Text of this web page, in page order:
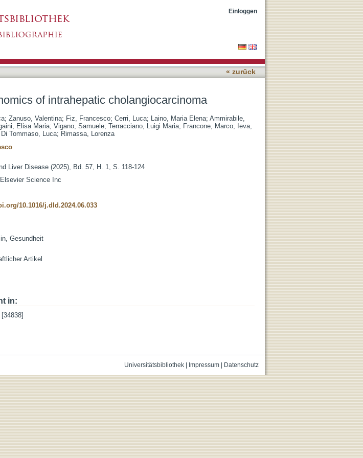
Einloggen
« zurück
of intrahepatic cholangiocarcinoma
; Zanuso, Valentina; Fiz, Francesco; Cerri, Luca; Laino, Maria Elena; Ammirabile,
Elisa Maria; Vigano, Samuele; Terracciano, Luigi Maria; Francone, Marco; Ieva,
Di Tommaso, Luca; Rimassa, Lorenza
Liver Disease (2025), Bd. 57, H. 1, S. 118-124
Science Inc
10.1016/j.dld.2024.06.033
Gesundheit
Artikel
in:
[34838]
Universitätsbibliothek| Impressum| Datenschutz